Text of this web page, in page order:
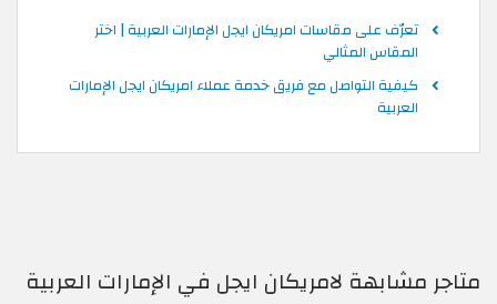
تعرّف على مقاسات امريكان ايجل الإمارات العربية | اختر
المقاس المثالي
كيفية التواصل مع فريق خدمة عملاء امريكان ايجل الإمارات
العربية
متاجر مشابهة لامريكان ايجل في الإمارات العربية